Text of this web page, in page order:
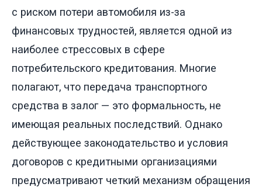
с риском потери автомобиля из-за
финансовых трудностей, является одной из
наиболее стрессовых в сфере
потребительского кредитования. Многие
полагают, что передача транспортного
средства в залог — это формальность, не
имеющая реальных последствий. Однако
действующее законодательство и условия
договоров с кредитными организациями
предусматривают четкий механизм обращения